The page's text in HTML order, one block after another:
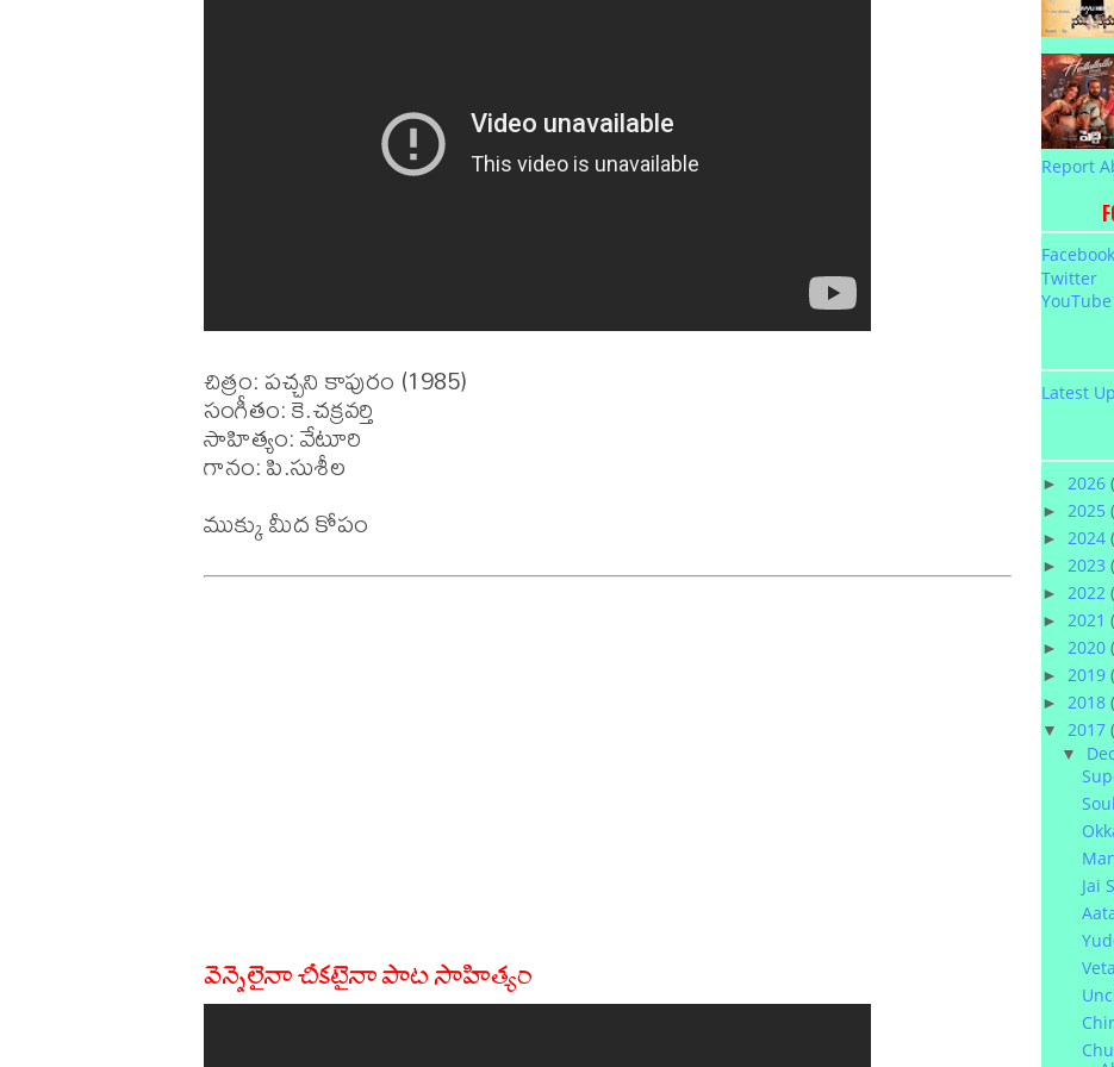
చిత్రం: పచ్చని కాపురం (1985)
సంగీతం: కె.చక్రవర్తి
సాహిత్యం: వేటూరి
గానం: పి.సుశీల
వెన్నెలైనా చీకటైనా పాట సాహిత్యం
Report
Facebook
Twitter
YouTube
Latest
► 2026
► 2025
► 2024
► 2023
► 2022
► 2021
► 2020
► 2019
► 2018
▼ 2017
▼
Jai